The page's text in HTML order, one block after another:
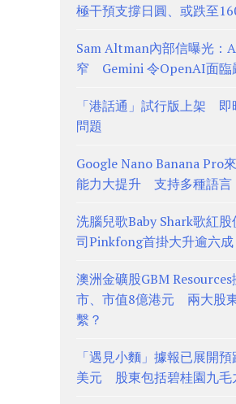
極干預支撐日圓、或跌至
Sam Altman內部信曝光：
窄 Gemini 令OpenAI面臨
「港話通」試行版上架
問題
Google Nano Banana Pro
能力大提升 支持多種語言
洗腦兒歌Baby Shark歌紅
司Pinkfong首掛大升逾六成
澳洲金礦股GBM
市、市值8億港元 兩大股
繫？
「遇見小麵」據報已展開
美元 股東包括碧桂園九毛